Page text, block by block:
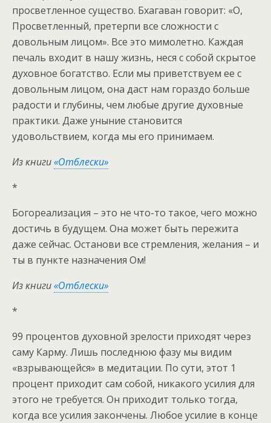
просветленное существо. Бхагаван говорит: «О,
Просветленный, претерпи все сложности с
довольным лицом». Все это мимолетно. Каждая
печаль входит в нашу жизнь, неся с собой скрытое
духовное богатство. Если мы приветствуем ее с
довольным лицом, она даст нам гораздо больше
радости и глубины, чем любые другие духовные
практики. Даже уныние становится
удовольствием, когда мы его принимаем.
Из книги«Отблески»
*
Богореализация – это не что-то такое, чего можно
достичь в будущем. Она может быть пережита
даже сейчас. Останови все стремления, желания – и
ты в пункте назначения Ом!
Из книги«Отблески»
*
99 процентов духовной зрелости приходят через
саму Карму. Лишь последнюю фазу мы видим
«взрывающейся» в медитации. По сути, этот 1
процент приходит сам собой, никакого усилия для
этого не требуется. Он приходит только тогда,
когда все усилия закончены. Любое усилие в конце